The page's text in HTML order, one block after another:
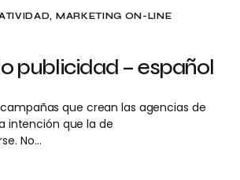
MARKETING ON-LINE
publicidad – español
que crean las agencias de
intención que la de
No…